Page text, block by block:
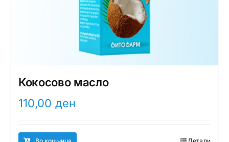
Кокосово масло
110,00 ден